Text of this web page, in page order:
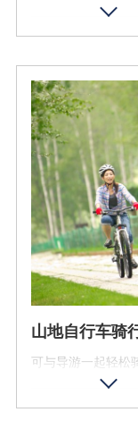
・参加人员需初中
・包括山地自行车
・带跟随车，返回
2026/5/23 - 2026/
2026/8/31 - 2026/
费用 (含税)
1名 8000日元
年龄条件
成人 15岁以上
参加人数
2名以上
营业时间
9:00 - 12:00 /
山地自行车骑
可与导游一起轻松